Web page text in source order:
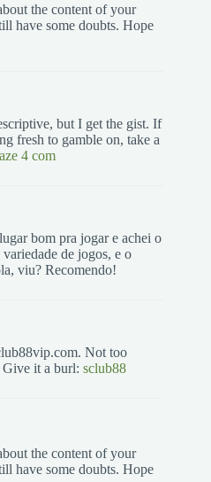
the content of your
have some doubts. Hope
but I get the gist. If
fresh to gamble on, take a
4 com
bom pra jogar e achei o
de jogos, e o
viu? Recomendo!
Not too
Give it a burl: sclub88
the content of your
have some doubts. Hope